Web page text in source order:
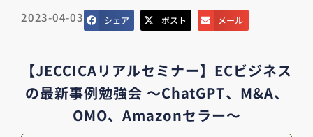
2023-04-03 シェア ポスト メール
【JECCICAリアルセミナー】ECビジネス
の最新事例勉強会 ～ChatGPT、M&A、
OMO、Amazonセラー～